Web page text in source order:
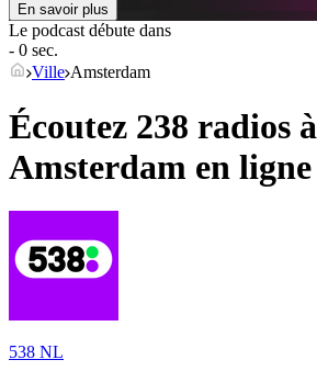
En savoir plus
Le podcast débute dans
- 0 sec.
Ville Amsterdam
Écoutez 238 radios à
Amsterdam en ligne
538 NL